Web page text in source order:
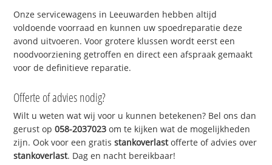
Onze servicewagens in Leeuwarden hebben altijd
voldoende voorraad en kunnen uw spoedreparatie deze
avond uitvoeren. Voor grotere klussen wordt eerst een
noodvoorziening getroffen en direct een afspraak gemaakt
voor de definitieve reparatie.
Offerte of advies nodig?
Wilt u weten wat wij voor u kunnen betekenen? Bel ons dan
gerust op058-2037023 om te kijken wat de mogelijkheden
zijn. Ook voor een gratisstankoverlastofferte of advies over
stankoverlast. Dag en nacht bereikbaar!